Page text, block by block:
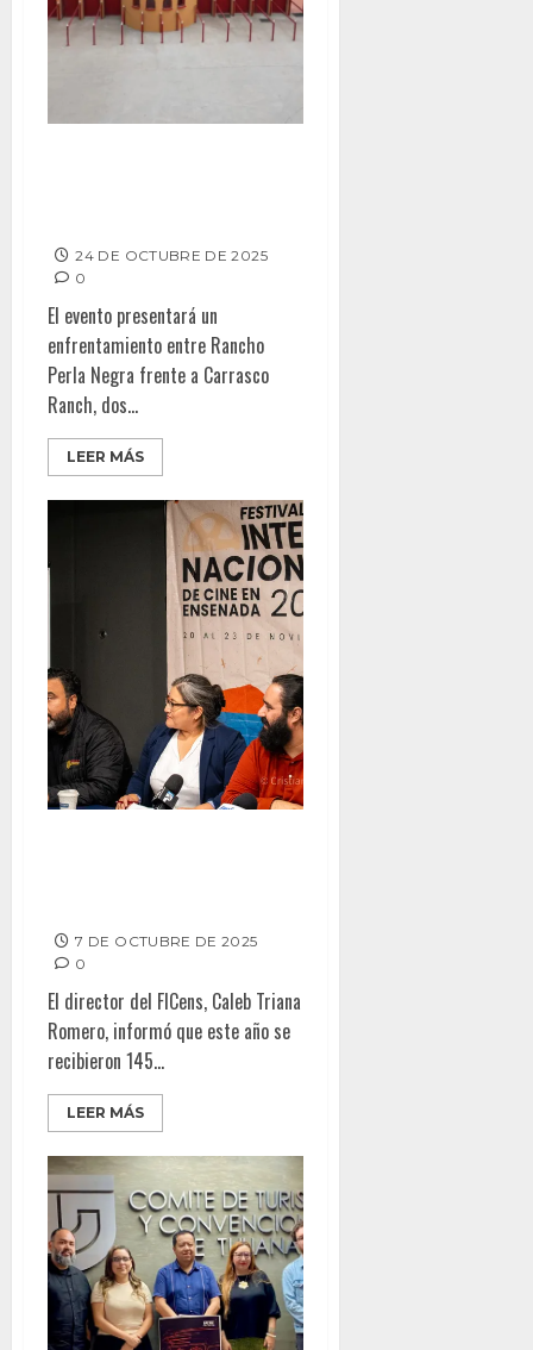
24 DE OCTUBRE DE 2025
0
El evento presentará un
enfrentamiento entre Rancho
Perla Negra frente a Carrasco
Ranch, dos...
LEER MÁS
7 DE OCTUBRE DE 2025
0
El director del FICens, Caleb Triana
Romero, informó que este año se
recibieron 145...
LEER MÁS